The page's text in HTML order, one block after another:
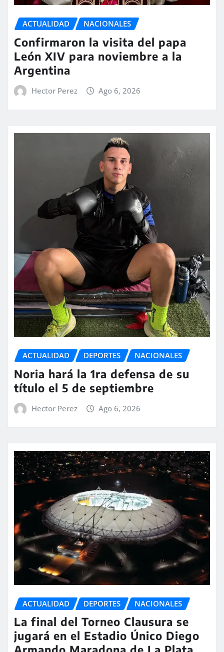
ACTUALIDAD NACIONALES
Confirmaron la visita del papa
León XIV para noviembre a la
Argentina
Hector Perez Ago 6, 2026
ACTUALIDAD DEPORTES NACIONALES
Noria hará la 1ra defensa de su
título el 5 de septiembre
Hector Perez Ago 6, 2026
ACTUALIDAD DEPORTES NACIONALES
La final del Torneo Clausura se
jugará en el Estadio Único Diego